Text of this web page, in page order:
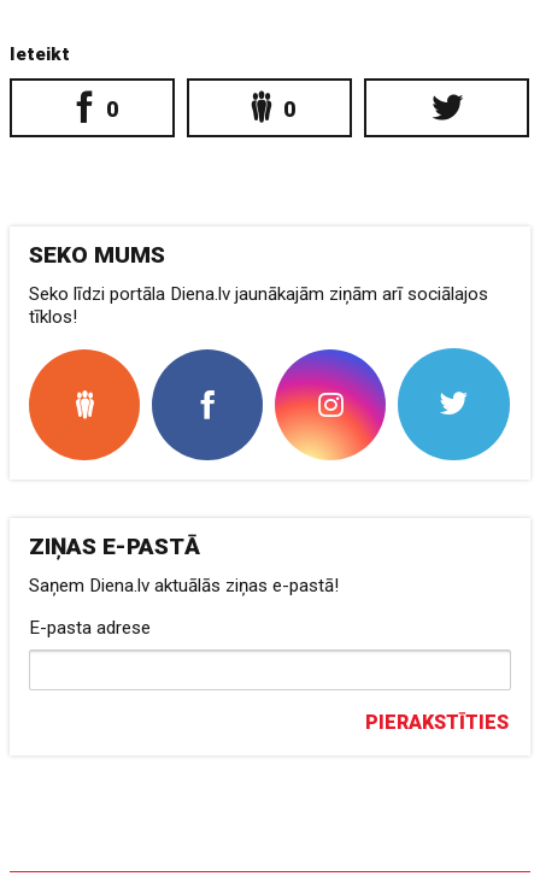
Ieteikt
0 0
SEKO MUMS
Seko līdzi portāla Diena.lv jaunākajām ziņām arī sociālajos
tīklos!
ZIŅAS E-PASTĀ
Saņem Diena.lv aktuālās ziņas e-pastā!
E-pasta adrese
PIERAKSTĪTIES